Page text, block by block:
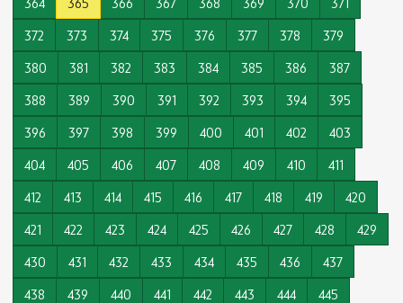
372
373 374 375 376 377 378
379
380
381 382 383 384 385 386
387
388
389 390 391 392 393 394
395
396
397 398 399 400 401 402
403
404
405 406 407 408 409 410
411
412
413 414 415 416 417 418 419
420
421
422 423 424 425 426 427 428
429
430
431 432 433 434 435 436
437
438
439 440 441 442 443 444
445